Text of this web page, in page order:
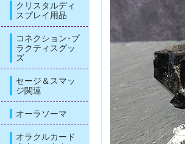
クリスタルディ
スプレイ用品
コネクション･プ
ラクティスグッ
ズ
セージ＆スマッ
ジ関連
オーラソーマ
オラクルカード